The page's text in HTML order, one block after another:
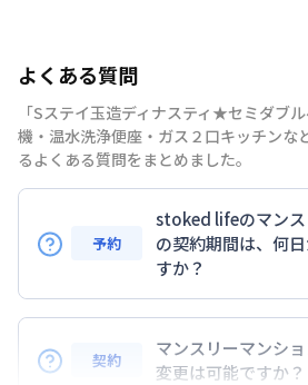
禁煙・喫煙
交通
大阪環状線 玉造駅
大阪市今里筋線
大阪市長堀鶴見緑地
2名
駐車場
なし
情報更新日 2026年7月23日
よくある質問
「Sステイ玉造ディナスティ★セミダブ
機・温水洗浄便座・ガス２口キッチンな
るよくある質問をまとめました。
予約
stoked lifeのマンス
の契約期間は、何
すか？
7日以上からのご契約期間ですが
のご契約期間の地域もございます
合わせください。
契約
マンスリーマンシ
変更は可能ですか？